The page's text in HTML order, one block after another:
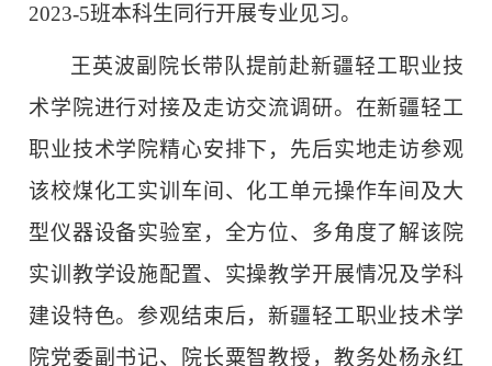
2023-5班本科生同行开展专业见习。
王英波副院长带队提前赴新疆轻工职业技
术学院进行对接及走访交流调研。在新疆轻工
职业技术学院精心安排下，先后实地走访参观
该校煤化工实训车间、化工单元操作车间及大
型仪器设备实验室，全方位、多角度了解该院
实训教学设施配置、实操教学开展情况及学科
建设特色。参观结束后，新疆轻工职业技术学
院党委副书记、院长粟智教授，教务处杨永红